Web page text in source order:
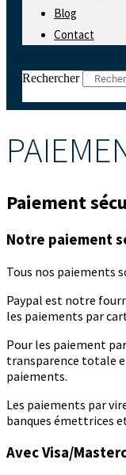
Blog
Contact
Rechercher
Paiement
Notre paiement
Tous nos paiements
Paypal est notre
les paiements par
Pour les paiement
transparence totale
paiements.
Les paiements par
banques émettrices
Avec Visa/